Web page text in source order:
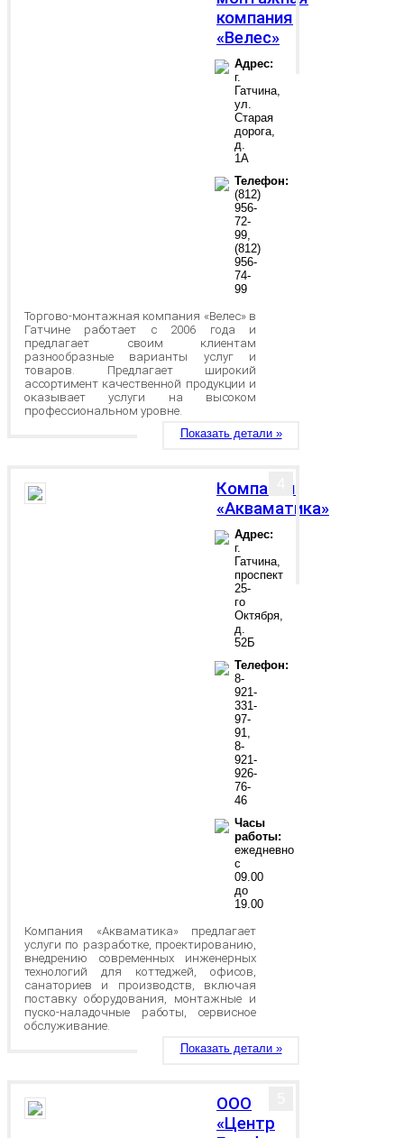
компания
«Велес»
Адрес:
г.
Гатчина,
ул.
Старая
дорога,
д.
1А
Телефон:
(812)
956-
72-
99,
(812)
956-
74-
99
Торгово-монтажная компания «Велес» в
Гатчине работает с 2006 года и
предлагает своим клиентам
разнообразные варианты услуг и
товаров. Предлагает широкий
ассортимент качественной продукции и
оказывает услуги на высоком
профессиональном уровне.
Показать детали »
Компания
«Акваматика»
Адрес:
г.
Гатчина,
проспект
25-
го
Октября,
д.
52Б
Телефон:
8-
921-
331-
97-
91,
8-
921-
926-
76-
46
Часы
работы:
ежедневно
с
09.00
до
19.00
Компания «Акваматика» предлагает
услуги по разработке, проектированию,
внедрению современных инженерных
технологий для коттеджей, офисов,
санаториев и производств, включая
поставку оборудования, монтажные и
пуско-наладочные работы, сервисное
обслуживание.
Показать детали »
ООО
«Центр